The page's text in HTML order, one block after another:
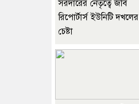
সরদারের নেতৃত্বে জবি
রিপোর্টার্স ইউনিটি দখলের
চেষ্টা